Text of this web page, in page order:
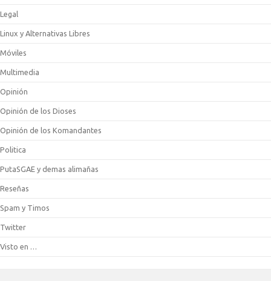
Legal
Linux y Alternativas Libres
Móviles
Multimedia
Opinión
Opinión de los Dioses
Opinión de los Komandantes
Politica
PutaSGAE y demas alimañas
Reseñas
Spam y Timos
Twitter
Visto en …